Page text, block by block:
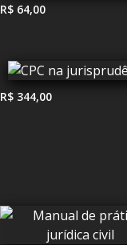
R$ 64,00
R$ 344,00